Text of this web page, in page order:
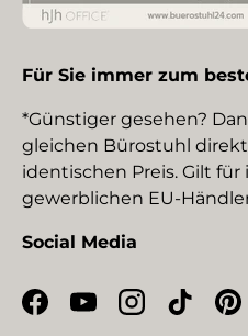
Für Sie immer zum
*Günstiger gesehen?
gleichen Bürostuhl
identischen Preis. Gilt
gewerblichen EU-
Social Media
Facebook
YouTubeInstagram
TikTok